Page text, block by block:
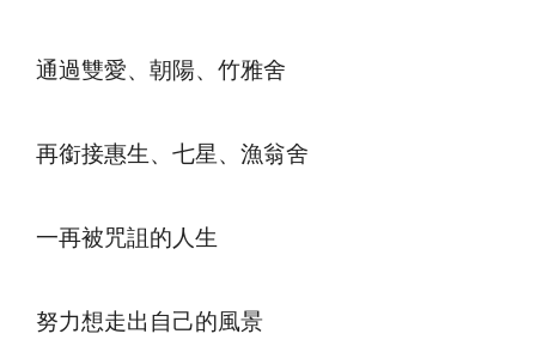
通過雙愛、朝陽、竹雅舍
再銜接惠生、七星、漁翁舍
一再被咒詛的人生
努力想走出自己的風景